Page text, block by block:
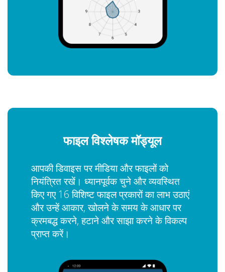
फाइल विश्लेषक मॉड्यूल
आपकी डिवाइस पर मीडिया और फाइलों को
नियंत्रित रखें। ध्यानपूर्वक चुने और व्यवस्थित
किए गए 16 विशिष्ट फाइल प्रकारों का लाभ उठाएं
और उन्हें आकार, खोलने के समय के आधार पर
क्रमबद्ध करने, हटाने और साझा करने के विकल्प
प्राप्त करें।